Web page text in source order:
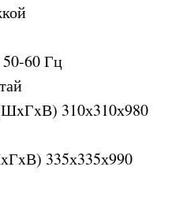
60 Гц
310х310х980
335х335х990